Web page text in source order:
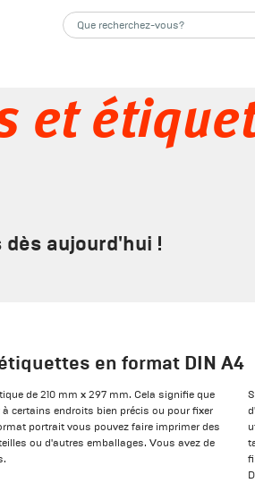
et
aujourd'hui !
en format DIN A4
de 210 mm x 297 mm. Cela signifie que
certains endroits bien précis ou pour fixer
portrait vous pouvez faire imprimer des
ou d'autres emballages. Vous avez de